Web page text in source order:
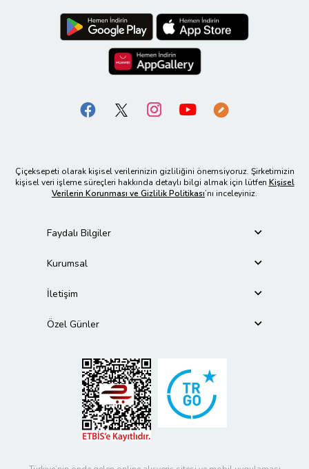
Çiçeksepeti olarak kişisel verilerinizin gizliliğini önemsiyoruz. Şirketimizin
kişisel veri işleme süreçleri hakkında detaylı bilgi almak için lütfen Kişisel
Verilerin Korunması ve Gizlilik Politikası’nı inceleyiniz.
Faydalı Bilgiler
Kurumsal
İletişim
Özel Günler